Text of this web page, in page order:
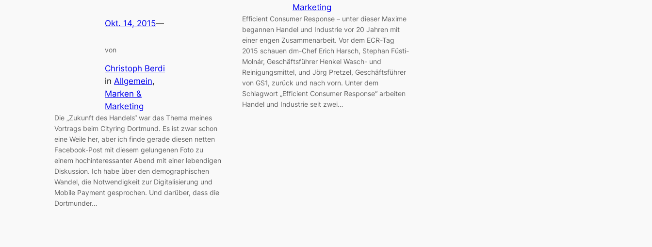
Okt. 14, 2015—
von
Christoph Berdi
in Allgemein
Marken &
Marketing
Die „Zukunft des Handels“ war das Thema meines
Vortrags beim Cityring Dortmund. Es ist zwar schon
eine Weile her, aber ich finde gerade diesen netten
Facebook-Post mit diesem gelungenen Foto zu
einem hochinteressanter Abend mit einer lebendigen
Diskussion. Ich habe über den demographischen
Wandel, die Notwendigkeit zur Digitalisierung und
Mobile Payment gesprochen. Und darüber, dass die
Dortmunder…
Marketing
Efficient Consumer Response – unter dieser Maxime
begannen Handel und Industrie vor 20 Jahren mit
einer engen Zusammenarbeit. Vor dem ECR-Tag
2015 schauen dm-Chef Erich Harsch, Stephan Füsti-
Molnár, Geschäftsführer Henkel Wasch- und
Reinigungsmittel, und Jörg Pretzel, Geschäftsführer
von GS1, zurück und nach vorn. Unter dem
Schlagwort „Efficient Consumer Response“ arbeiten
Handel und Industrie seit zwei…